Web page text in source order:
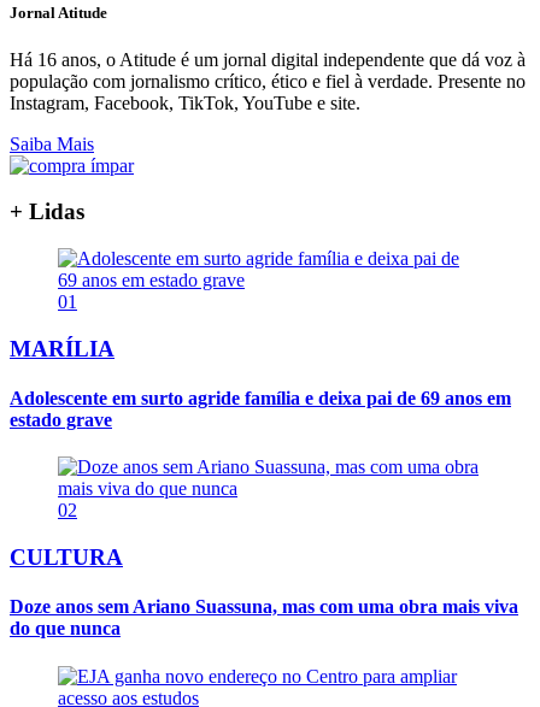
Jornal Atitude
Há 16 anos, o Atitude é um jornal digital independente que dá voz à
população com jornalismo crítico, ético e fiel à verdade. Presente no
Instagram, Facebook, TikTok, YouTube e site.
Saiba Mais
+ Lidas
01
MARÍLIA
Adolescente em surto agride família e deixa pai de 69 anos em
estado grave
02
CULTURA
Doze anos sem Ariano Suassuna, mas com uma obra mais viva
do que nunca